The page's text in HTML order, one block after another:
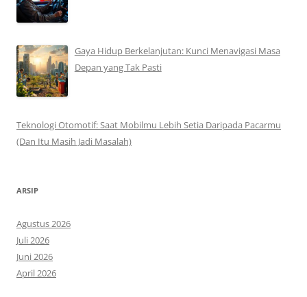
Gaya Hidup Berkelanjutan: Kunci Menavigasi Masa
Depan yang Tak Pasti
Teknologi Otomotif: Saat Mobilmu Lebih Setia Daripada Pacarmu
(Dan Itu Masih Jadi Masalah)
ARSIP
Agustus 2026
Juli 2026
Juni 2026
April 2026